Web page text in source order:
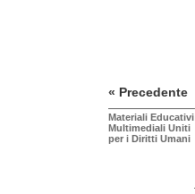
« Precedente
Materiali Educativi
Multimediali Uniti
per i Diritti Umani